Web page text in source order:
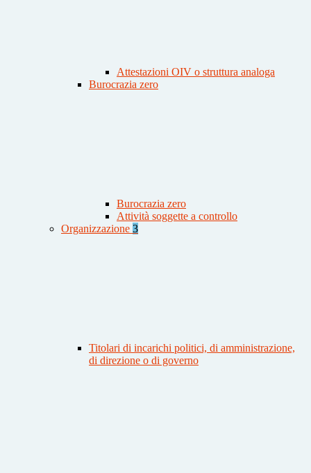
Attestazioni OIV o struttura analoga
Burocrazia zero
Burocrazia zero
Attività soggette a controllo
Organizzazione 3
Titolari di incarichi politici, di amministrazione,
di direzione o di governo